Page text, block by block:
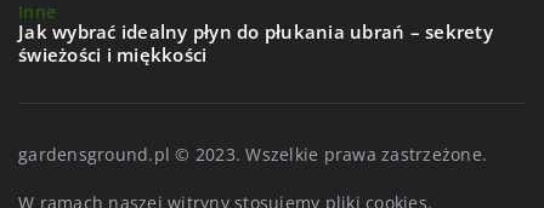
Inne
Jak wybrać idealny płyn do płukania ubrań – sekrety
świeżości i miękkości
gardensground.pl © 2023. Wszelkie prawa zastrzeżone.
W ramach naszej witryny stosujemy pliki cookies.